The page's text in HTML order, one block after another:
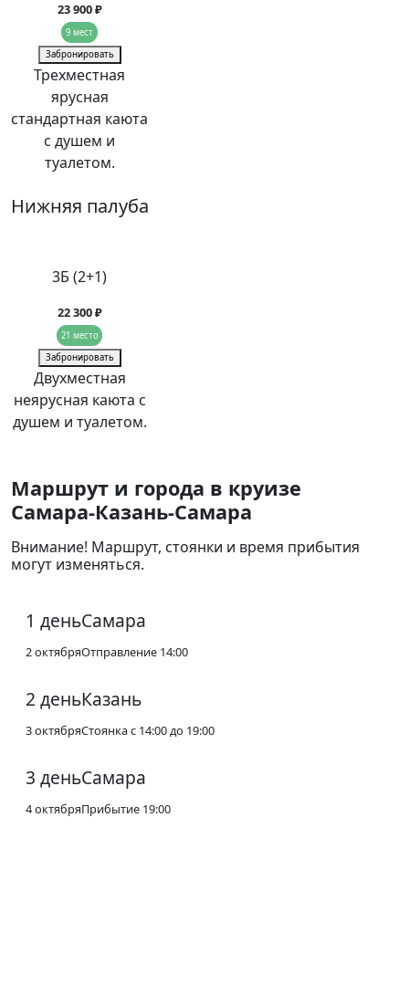
23 900 ₽
9 мест
Забронировать
Трехместная
ярусная
стандартная каюта
с душем и
туалетом.
Нижняя палуба
3Б (2+1)
22 300 ₽
21 место
Забронировать
Двухместная
неярусная каюта с
душем и туалетом.
Маршрут и города в круизе
Самара-Казань-Самара
Внимание! Маршрут, стоянки и время прибытия
могут изменяться.
1 деньСамара
2 октябряОтправление 14:00
2 деньКазань
3 октябряСтоянка с 14:00 до 19:00
3 деньСамара
4 октябряПрибытие 19:00